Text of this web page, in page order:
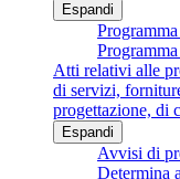
Espandi
Atti relativi alle
di servizi,
progettazione, di
Espandi
Avvisi di
Determina